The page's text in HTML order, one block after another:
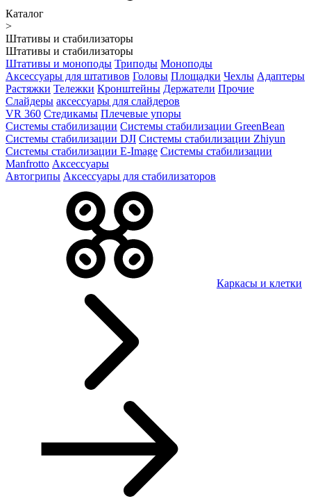
Каталог
>
Штативы и стабилизаторы
Штативы и стабилизаторы
Штативы и моноподы Триподы Моноподы
Аксессуары для штативов Головы Площадки Чехлы Адаптеры
Растяжки Тележки Кронштейны Держатели Прочие
Слайдеры аксессуары для слайдеров
VR 360 Стедикамы Плечевые упоры
Системы стабилизации Системы стабилизации GreenBean
Системы стабилизации DJI Системы стабилизации Zhiyun
Системы стабилизации E-Image Системы стабилизации
Manfrotto Аксессуары
Автогрипы Аксессуары для стабилизаторов
Каркасы и клетки